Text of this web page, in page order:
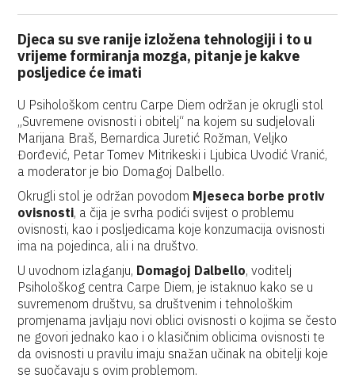
Djeca su sve ranije izložena tehnologiji i to u
vrijeme formiranja mozga, pitanje je kakve
posljedice će imati
U Psihološkom centru Carpe Diem održan je okrugli stol
„Suvremene ovisnosti i obitelj“ na kojem su sudjelovali
Marijana Braš, Bernardica Juretić Rožman, Veljko
Đorđević, Petar Tomev Mitrikeski i Ljubica Uvodić Vranić,
a moderator je bio Domagoj Dalbello.
Okrugli stol je održan povodom Mjeseca borbe protiv
ovisnosti, a čija je svrha podići svijest o problemu
ovisnosti, kao i posljedicama koje konzumacija ovisnosti
ima na pojedinca, ali i na društvo.
U uvodnom izlaganju, Domagoj Dalbello, voditelj
Psihološkog centra Carpe Diem, je istaknuo kako se u
suvremenom društvu, sa društvenim i tehnološkim
promjenama javljaju novi oblici ovisnosti o kojima se često
ne govori jednako kao i o klasičnim oblicima ovisnosti te
da ovisnosti u pravilu imaju snažan učinak na obitelji koje
se suočavaju s ovim problemom.